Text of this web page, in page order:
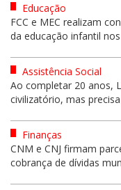
Educação
FCC e MEC realizam
da educação infantil
Assistência Social
Ao completar 20 anos,
civilizatório, mas
Finanças
CNM e CNJ firmam
cobrança de dívidas